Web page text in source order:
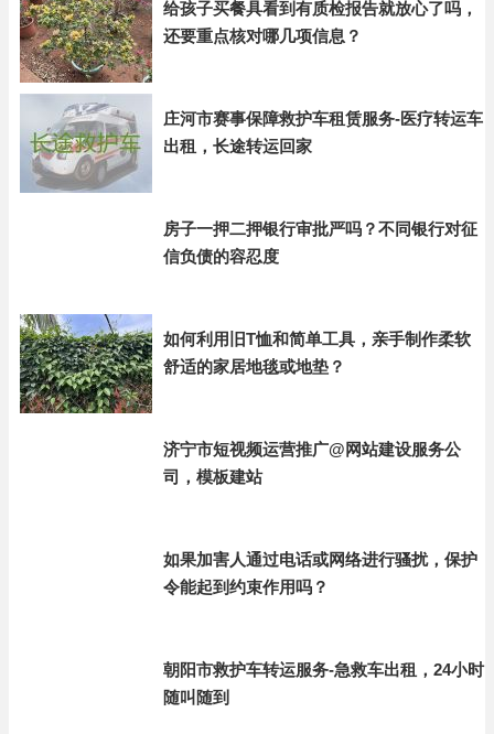
给孩子买餐具看到有质检报告就放心了吗，
还要重点核对哪几项信息？
庄河市赛事保障救护车租赁服务-医疗转运车
出租，长途转运回家
房子一押二押银行审批严吗？不同银行对征
信负债的容忍度
如何利用旧T恤和简单工具，亲手制作柔软
舒适的家居地毯或地垫？
济宁市短视频运营推广@网站建设服务公
司，模板建站
如果加害人通过电话或网络进行骚扰，保护
令能起到约束作用吗？
朝阳市救护车转运服务-急救车出租，24小时
随叫随到